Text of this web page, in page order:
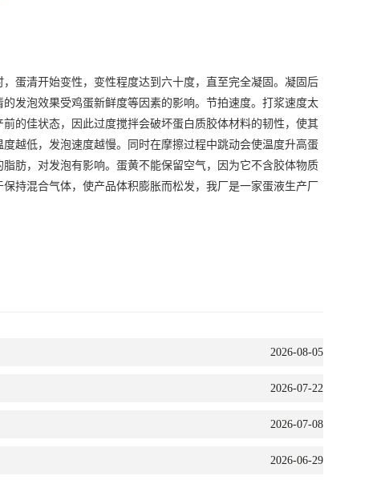
清开始变性，变性程度达到六十度，直至完全凝固。凝固后
发泡效果受鸡蛋新鲜度等因素的影响。节拍速度。打浆速度太
的佳状态，因此过度搅拌会破坏蛋白质胶体材料的韧性，使其
越低，发泡速度越慢。同时在摩擦过程中跳动会使温度升高蛋
肪，对发泡有影响。蛋黄不能保留空气，因为它不含胶体物质
持混合气体，使产品体积膨胀而松发，我厂是一家蛋液生产厂
2026-08-05
2026-07-22
2026-07-08
2026-06-29